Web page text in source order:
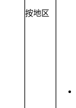
按地区